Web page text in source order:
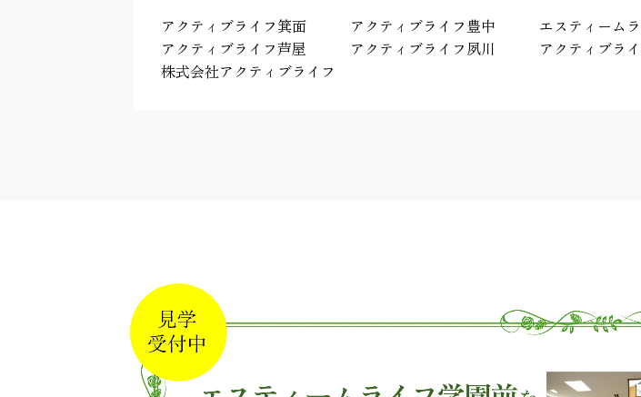
アクティブライフ箕面 アクティブライフ豊中 エスティーム
アクティブライフ芦屋
アクティブライフ夙川 アクティブラ
株式会社アクティブライフ